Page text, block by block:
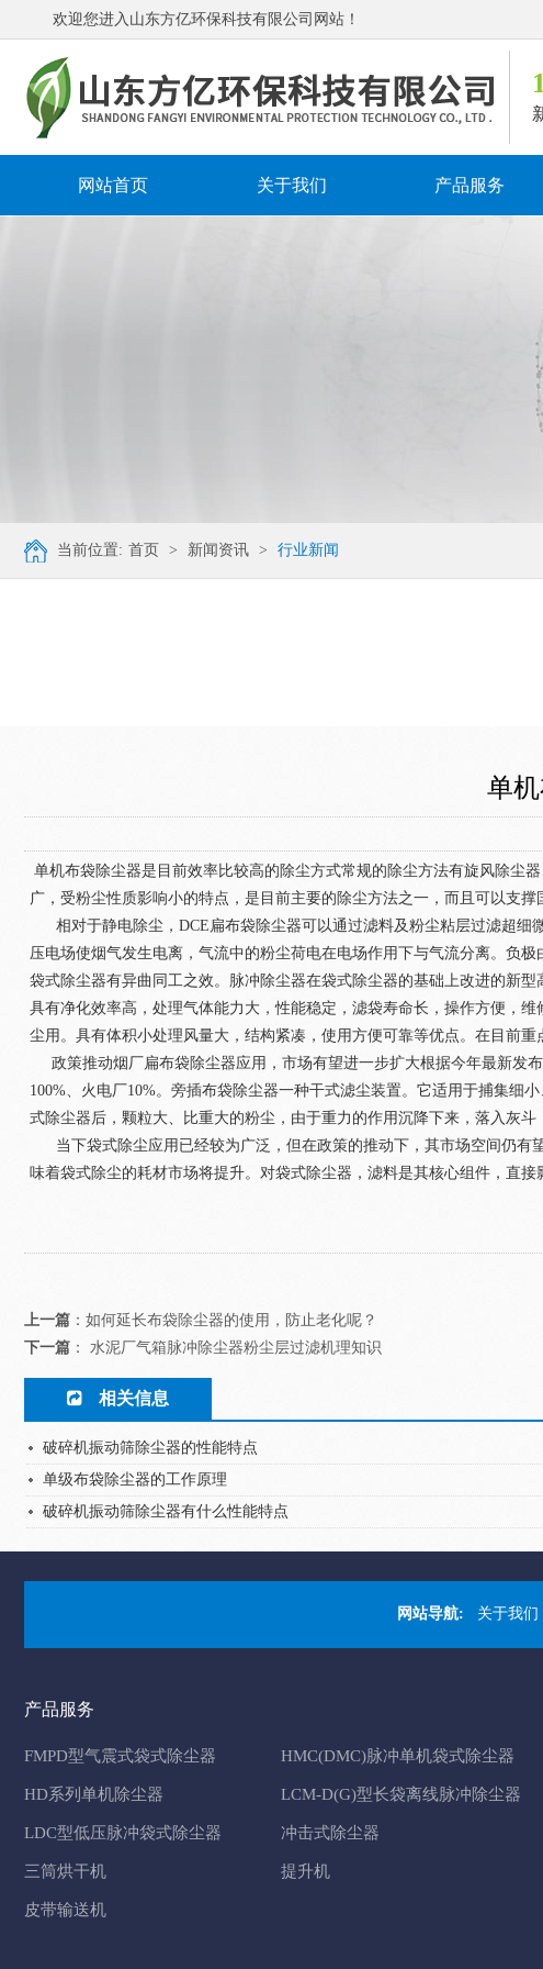
欢迎您进入山东方亿环保科技有限公司网站！
网站首页 关于我们 产品服务
当前位置: 首页 > 新闻资讯 > 行业新闻
单
单机布袋除尘器是目前效率比较高的除尘方式常规的除尘方法有旋风除尘
广，受粉尘性质影响小的特点，是目前主要的除尘方法之一，而且可以
相对于静电除尘，DCE扁布袋除尘器可以通过滤料及粉尘粘层过滤超细
压电场使烟气发生电离，气流中的粉尘荷电在电场作用下与气流分离。负
袋式除尘器有异曲同工之效。脉冲除尘器在袋式除尘器的基础上改进的新
具有净化效率高，处理气体能力大，性能稳定，滤袋寿命长，操作方便
尘用。具有体积小处理风量大，结构紧凑，使用方便可靠等优点。在目前
政策推动烟厂扁布袋除尘器应用，市场有望进一步扩大根据今年最新发
100%、火电厂10%。旁插布袋除尘器一种干式滤尘装置。它适用于捕集
式除尘器后，颗粒大、比重大的粉尘，由于重力的作用沉降下来，落入灰
当下袋式除尘应用已经较为广泛，但在政策的推动下，其市场空间仍有
味着袋式除尘的耗材市场将提升。对袋式除尘器，滤料是其核心组件，直
上一篇 ： 如何延长布袋除尘器的使用，防止老化呢？
下一篇 ： 水泥厂气箱脉冲除尘器粉尘层过滤机理知识
相关信息
破碎机振动筛除尘器的性能特点
单级布袋除尘器的工作原理
破碎机振动筛除尘器有什么性能特点
网站导航: 关于我们
产品服务
FMPD型气震式袋式除尘器 HMC(DMC)脉冲单机袋式除尘器
HD系列单机除尘器 LCM-D(G)型长袋离线脉冲除尘器
LDC型低压脉冲袋式除尘器 冲击式除尘器
三筒烘干机 提升机
皮带输送机